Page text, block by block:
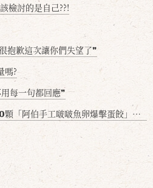
檢討的是自己??!
抱歉這次讓你們失望了❞
嗎?
每一句都回應❞
蛋餃」台北已被搶爆2萬顆，最後名額門前隱味只留給你！🥟💥